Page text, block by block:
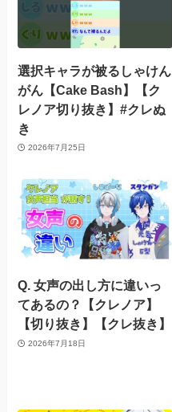
選択キャラが被るしゃけん
がん【Cake Bash】【ク
レノア切り抜き】#クレぬ
き
2026年7月25日
Q. 女声の出し方に違いっ
てあるの？【クレノア】
【切り抜き】【クレ抜き】
2026年7月18日